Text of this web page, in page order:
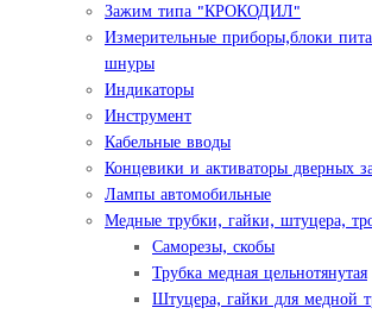
Зажим типа "КРОКОДИЛ"
Измерительные приборы,блоки
шнуры
Индикаторы
Инструмент
Кабельные вводы
Концевики и активаторы дверных
Лампы автомобильные
Медные трубки, гайки, штуцера,
Саморезы, скобы
Трубка медная цельнотянутая
Штуцера, гайки для медной